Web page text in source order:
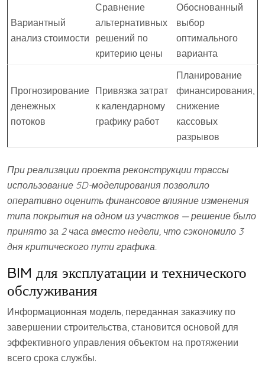
Вариантный
анализ стоимости
Сравнение
альтернативных
решений по
критерию цены
Обоснованный
выбор
оптимального
варианта
Прогнозирование
денежных
потоков
Привязка затрат
к календарному
графику работ
Планирование
финансирования,
снижение
кассовых
разрывов
При реализации проекта реконструкции трассы
использование 5D-моделирования позволило
оперативно оценить финансовое влияние изменения
типа покрытия на одном из участков — решение было
принято за 2 часа вместо недели, что сэкономило 3
дня критического пути графика.
BIM для эксплуатации и технического
обслуживания
Информационная модель, переданная заказчику по
завершении строительства, становится основой для
эффективного управления объектом на протяжении
всего срока службы.